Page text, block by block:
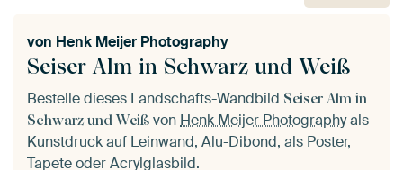
Seiser Alm in Schwarz und Weiß
von Henk Meijer Photography
Bestelle dieses Landschafts-Wandbild Seiser Alm in
Schwarz und Weiß vonHenk Meijer Photographyals
Kunstdruck auf Leinwand, Alu-Dibond, als Poster,
Tapete oder Acrylglasbild.